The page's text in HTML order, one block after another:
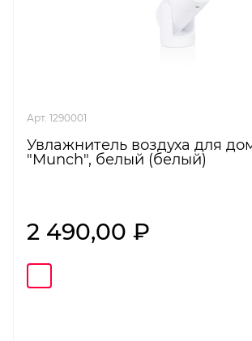
Арт. 1290001
Увлажнитель воздуха для
"Munch", белый (белый)
2 490,00 ₽